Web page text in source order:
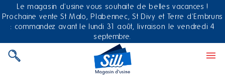
Le magasin d'usine vous souhaite de belles vacances !
Prochaine vente St Malo, Plabennec, St Divy et Terre d'Embruns
: commandez avant le lundi 31 août, livraison le vendredi 4
septembre.
